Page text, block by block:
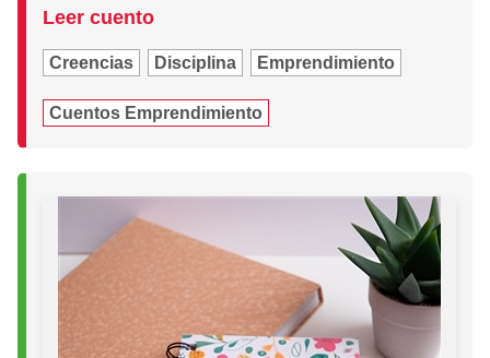
Leer cuento
Creencias Disciplina Emprendimiento
Cuentos Emprendimiento